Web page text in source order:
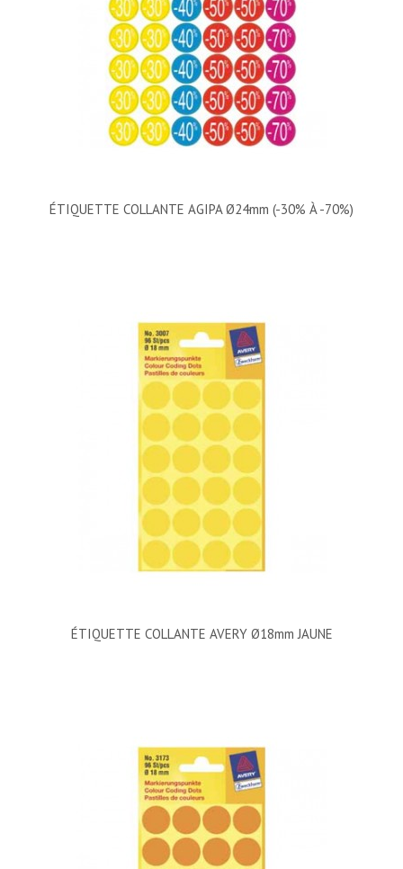
ÉTIQUETTE COLLANTE AGIPA Ø24mm (-30% À -70%)
ÉTIQUETTE COLLANTE AVERY Ø18mm JAUNE